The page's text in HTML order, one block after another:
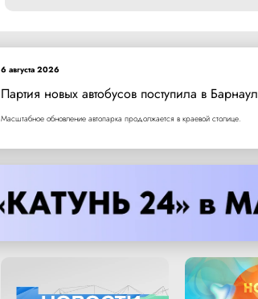
6 августа 2026
Партия новых автобусов поступила в Барнаул
Масштабное обновление автопарка продолжается в краевой столице.